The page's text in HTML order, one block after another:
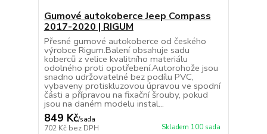
Gumové autokoberce Jeep Compass
2017-2020 | RIGUM
Přesné gumové autokoberce od českého
výrobce Rigum.Balení obsahuje sadu
koberců z velice kvalitního materiálu
odolného proti opotřebení.Autorohože jsou
snadno udržovatelné bez podílu PVC,
vybaveny protiskluzovou úpravou ve spodní
části a přípravou na fixační šrouby, pokud
jsou na daném modelu instal...
849 Kč/sada
702 Kč bez DPH Skladem 100 sada